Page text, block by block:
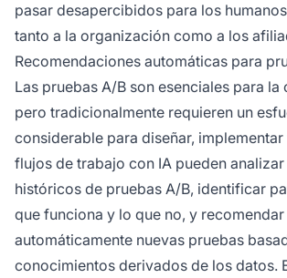
pasar desapercibidos para los
tanto a la organización como a los
Recomendaciones automáticas para
Las pruebas A/B son esenciales para
pero tradicionalmente requieren un
considerable para diseñar, implementar
flujos de trabajo con IA pueden
históricos de pruebas A/B, identificar
que funciona y lo que no, y recomendar
automáticamente nuevas pruebas
conocimientos derivados de los datos.